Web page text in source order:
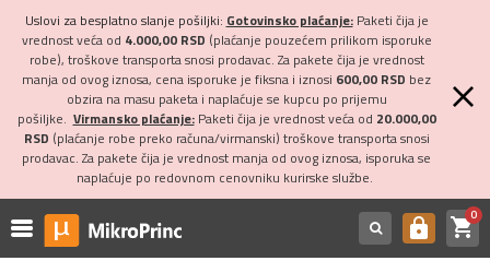
Uslovi za besplatno slanje pošiljki: Gotovinsko plaćanje:Paketi čija je
vrednost veća od 4.000,00 RSD (plaćanje pouzećem prilikom isporuke
robe), troškove transporta snosi prodavac. Za pakete čija je vrednost
manja od ovog iznosa, cena isporuke je fiksna i iznosi 600,00 RSD bez
obzira na masu paketa i naplaćuje se kupcu po prijemu
pošiljke. Virmansko plaćanje:Paketi čija je vrednost veća od 20.000,00
RSD (plaćanje robe preko računa/virmanski) troškove transporta snosi
prodavac. Za pakete čija je vrednost manja od ovog iznosa, isporuka se
naplaćuje po redovnom cenovniku kurirske službe.
https shopping_cart0